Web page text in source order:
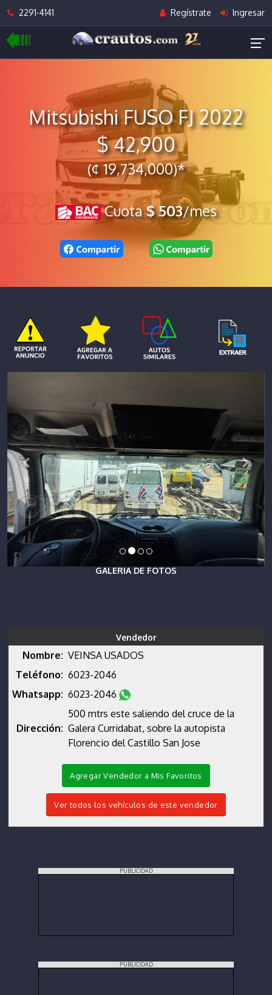
2291-4141 Regístrate Ingresar
Mitsubishi FUSO FJ 2022
$ 42,900
(¢ 19,734,000)*
Cuota$ 503/mes
GALERIA DE FOTOS
Vendedor
Nombre: VEINSA USADOS
Teléfono: 6023-2046
Whatsapp: 6023-2046
Dirección:
500 mtrs este saliendo del cruce de la
Galera Curridabat, sobre la autopista
Florencio del Castillo San Jose
Agregar Vendedor a Mis Favoritos
Ver todos los vehículos de este vendedor
PUBLICIDAD
PUBLICIDAD